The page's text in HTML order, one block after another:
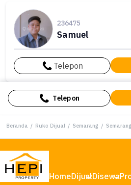
236475
Samuel
Telepon
Telepon
Beranda / Ruko Dijual / Semarang /
HomeDijualDisewa